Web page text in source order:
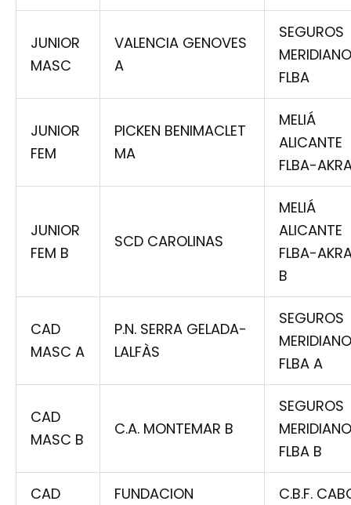
JUNIOR
MASC
VALENCIA GENOVES
A
SEGUROS
MERIDIANO
FLBA
JUNIOR
FEM
PICKEN BENIMACLET
MA
MELIÁ
ALICANTE
FLBA-
JUNIOR
FEM B
SCD CAROLINAS
MELIÁ
ALICANTE
FLBA-
B
CAD
MASC A
P.N. SERRA GELADA-
LALFÀS
SEGUROS
MERIDIANO
FLBA A
CAD
MASC B
C.A. MONTEMAR B
SEGUROS
MERIDIANO
FLBA B
CAD
FUNDACION
C.B.F.